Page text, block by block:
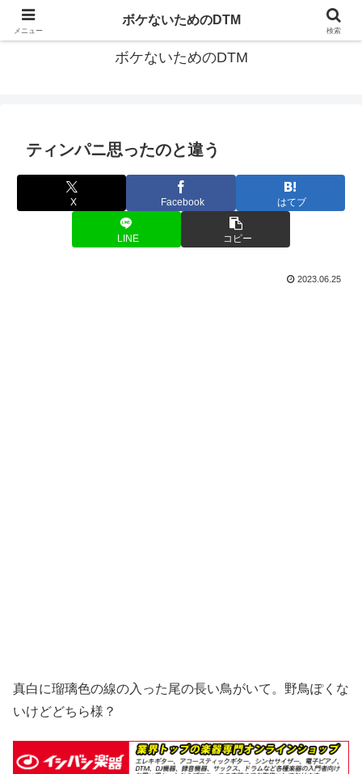
ゆる～く続ける音楽制作のあれこれや昔ばなし
ボケないためのDTM
ティンパニ思ったのと違う
X Facebook はてブ
LINE コピー
2023.06.25
真白に瑠璃色の線の入った尾の長い鳥がいて。野鳥ぽくな
いけどどちら様？
メニュー
ボケないためのDTM
検索